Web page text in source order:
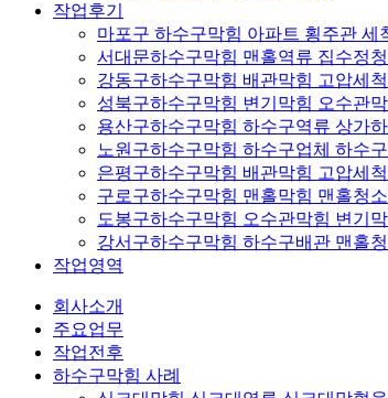
작업후기
마포구 하수구막힘 아파트 횡주관 세
서대문하수구막힘 맨홀역류 집수정
강동구하수구막힘 배관막힘 고압세척
성북구하수구막힘 변기막힘 오수관
용산구하수구막힘 하수구역류 상가
노원구하수구막힘 하수구업체 하수
은평구하수구막힘 배관막힘 고압세척
구로구하수구막힘 맨홀막힘 맨홀청소
도봉구하수구막힘 오수관막힘 변기
강서구하수구막힘 하수구배관 맨홀
작업영역
회사소개
주요업무
작업전후
하수구막힘 사례